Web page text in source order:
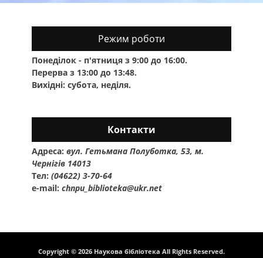
Режим роботи
Понеділок - п'ятниця з 9:00 до 16:00.
Перерва з 13:00 до 13:48.
Вихідні: субота, неділя.
Контакти
Адреса: вул. Гетьмана Полуботка, 53, м.
Чернігів 14013
Тел: (04622) 3-70-64
e-mail: chnpu_biblioteka@ukr.net
Copyright © 2026 Наукова бібліотека All Rights Reserved.